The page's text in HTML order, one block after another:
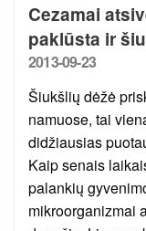
Cezamai
paklūsta ir
Posted
2013-09-23
Šiukšlių dėžė
namuose, tai
didžiausias
Kaip senais
palankių
mikroorganizmai